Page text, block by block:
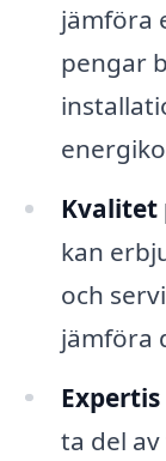
jämföra
pengar
Kvalitet
kan
och
jämföra
ta del